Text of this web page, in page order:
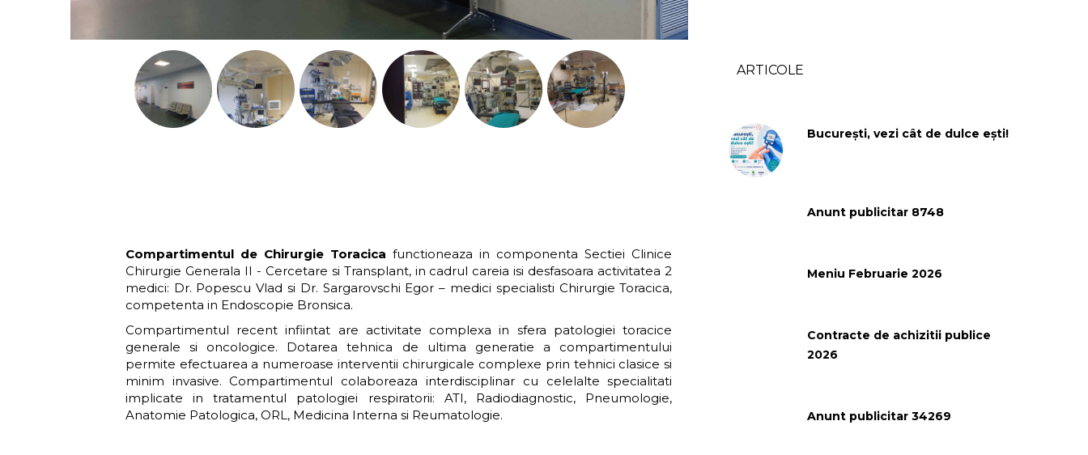
Compartimentul de Chirurgie Toracica functioneaza in componenta Sectiei Clinice
Chirurgie Generala II - Cercetare si Transplant, in cadrul careia isi desfasoara activitatea 2
medici: Dr. Popescu Vlad si Dr. Sargarovschi Egor – medici specialisti Chirurgie Toracica,
competenta in Endoscopie Bronsica.
Compartimentul recent infiintat are activitate complexa in sfera patologiei toracice
generale si oncologice. Dotarea tehnica de ultima generatie a compartimentului
permite efectuarea a numeroase interventii chirurgicale complexe prin tehnici clasice si
minim invasive. Compartimentul colaboreaza interdisciplinar cu celelalte specialitati
implicate in tratamentul patologiei respiratorii: ATI, Radiodiagnostic, Pneumologie,
Anatomie Patologica, ORL, Medicina Interna si Reumatologie.
ARTICOLE
București, vezi cât de dulce ești!
Anunt publicitar 8748
Meniu Februarie 2026
Contracte de achizitii publice
2026
Anunt publicitar 34269